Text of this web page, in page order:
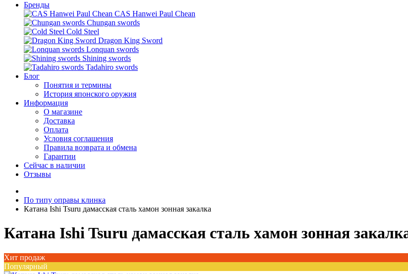
Бренды
CAS Hanwei Paul Chean
Chungan swords
Cold Steel
Dragon King Sword
Lonquan swords
Shining swords
Tadahiro swords
Блог
Понятия и термины
История японского оружия
Информация
О магазине
Доставка
Оплата
Условия соглашения
Правила возврата и обмена
Гарантии
Сейчас в наличии
Отзывы
По типу оправы клинка
Катана Ishi Tsuru дамасская сталь хамон зонная закалка
Катана Ishi Tsuru дамасская сталь хамон зонная
Хит продаж
Популярный